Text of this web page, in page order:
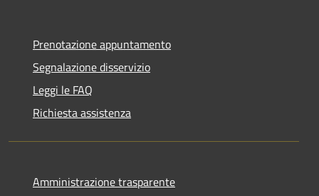
Prenotazione appuntamento
Segnalazione disservizio
Leggi le FAQ
Richiesta assistenza
Amministrazione trasparente